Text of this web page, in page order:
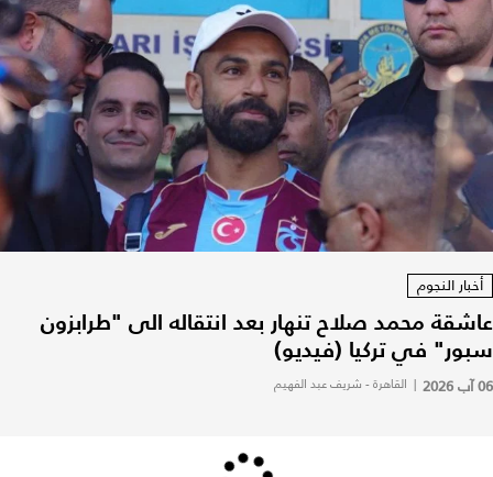
أخبار النجوم
عاشقة محمد صلاح تنهار بعد انتقاله الى "طرابزون
سبور" في تركيا (فيديو)
06 آب 2026 | القاهرة - شريف عبد الفهيم